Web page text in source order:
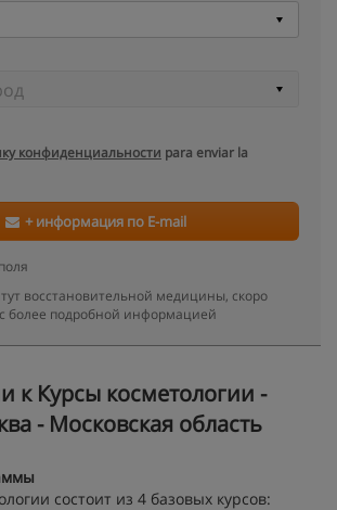
конфиденциальности para enviar la
+ информация по E-mail
восстановительной медицины, скоро
более подробной информацией
к Курсы косметологии -
- Московская область
состоит из 4 базовых курсов: